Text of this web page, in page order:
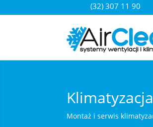
(32) 307 11 90
Montaż i serwis